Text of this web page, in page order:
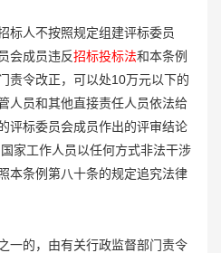
标人不按照规定组建评标委员
会成员违反招标投标法和本条例
责令改正，可以处10万元以下的
人员和其他直接责任人员依法给
评标委员会成员作出的评审结论
家工作人员以任何方式非法干涉
本条例第八十条的规定追究法律
一的，由有关行政监督部门责令